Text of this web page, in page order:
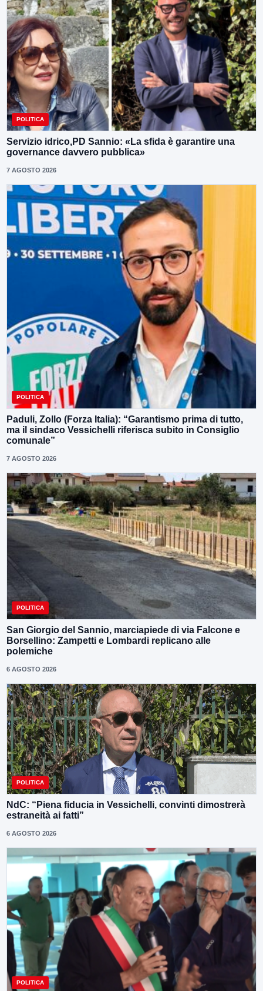
POLITICA
Servizio idrico,PD Sannio: «La sfida è garantire una
governance davvero pubblica»
7 AGOSTO 2026
POLITICA
Paduli, Zollo (Forza Italia): “Garantismo prima di tutto,
ma il sindaco Vessichelli riferisca subito in Consiglio
comunale”
7 AGOSTO 2026
POLITICA
San Giorgio del Sannio, marciapiede di via Falcone e
Borsellino: Zampetti e Lombardi replicano alle
polemiche
6 AGOSTO 2026
POLITICA
NdC: “Piena fiducia in Vessichelli, convinti dimostrerà
estraneità ai fatti”
6 AGOSTO 2026
POLITICA